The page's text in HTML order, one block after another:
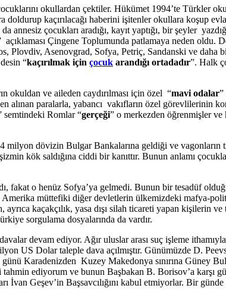
okullardan çektiler. Hükümet 1994’te Türkler
doldurup kaçırılacağı haberini işitenler okullara koşup
annesiz çocukları aradığı, kayıt yaptığı, bir şeyler
açıklaması Çingene Toplumunda patlamaya neden oldu.
Asenovgrad, Sofya, Petriç, Sandanski ve daha
“kaçırılmak için çocuk arandığı ortadadır”. Halk
okuldan ve aileden caydırılması için özel “mavi odalar”
paralarla, yabancı vakıfların özel görevlilerinin
semtindeki Romlar “gerçeği” o merkezden öğrenmişler
dövizin Bulgar Bankalarına geldiği ve vagonların
kök saldığına ciddi bir kanıttır. Bunun anlamı
o henüz Sofya’ya gelmedi. Bunun bir tesadüf
müttefiki diğer devletlerin ülkemizdeki mafya-
kaçakçılık, yasa dışı silah ticareti yapan kişilerin
sorgulama dosyalarında da vardır.
devam ediyor. Ağır uluslar arası suç işleme
US Dolar taleple dava açılmıştır. Günümüzde D.
Karadenizden Kuzey Makedonya sınırına Güney
tahmin ediyorum ve bunun Başbakan B. Borisov’a karşı
İvan Geşev’in Başsavcılığını kabul etmiyorlar. Bir